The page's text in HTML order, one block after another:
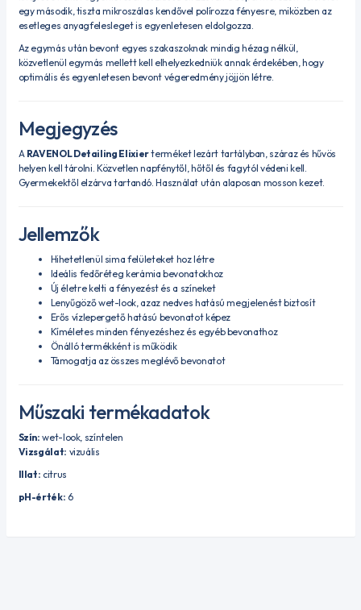
egy második, tiszta mikroszálas kendővel polírozza fényesre, miközben az
esetleges anyagfelesleget is egyenletesen eldolgozza.
Az egymás után bevont egyes szakaszoknak mindig hézag nélkül,
közvetlenül egymás mellett kell elhelyezkedniük annak érdekében, hogy
optimális és egyenletesen bevont végeredmény jöjjön létre.
Megjegyzés
A RAVENOL Detailing Elixierterméket lezárt tartályban, száraz és hűvös
helyen kell tárolni. Közvetlen napfénytől, hőtől és fagytól védeni kell.
Gyermekektől elzárva tartandó. Használat után alaposan mosson kezet.
Jellemzők
Hihetetlenül sima felületeket hoz létre
Ideális fedőréteg kerámia bevonatokhoz
Új életre kelti a fényezést és a színeket
Lenyűgöző wet-look, azaz nedves hatású megjelenést biztosít
Erős vízlepergető hatású bevonatot képez
Kíméletes minden fényezéshez és egyéb bevonathoz
Önálló termékként is működik
Támogatja az összes meglévő bevonatot
Műszaki termékadatok
Szín: wet-look, színtelen
Vizsgálat: vizuális
Illat: citrus
pH-érték: 6